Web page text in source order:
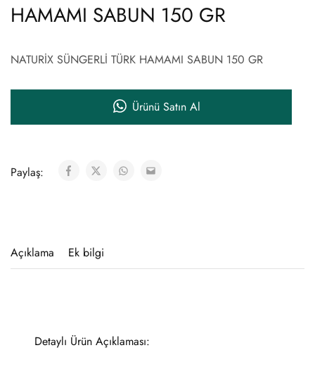
HAMAMI SABUN 150 GR
NATURİX SÜNGERLİ TÜRK HAMAMI SABUN 150 GR
Ürünü Satın Al
Paylaş:
Açıklama Ek bilgi
Detaylı Ürün Açıklaması: